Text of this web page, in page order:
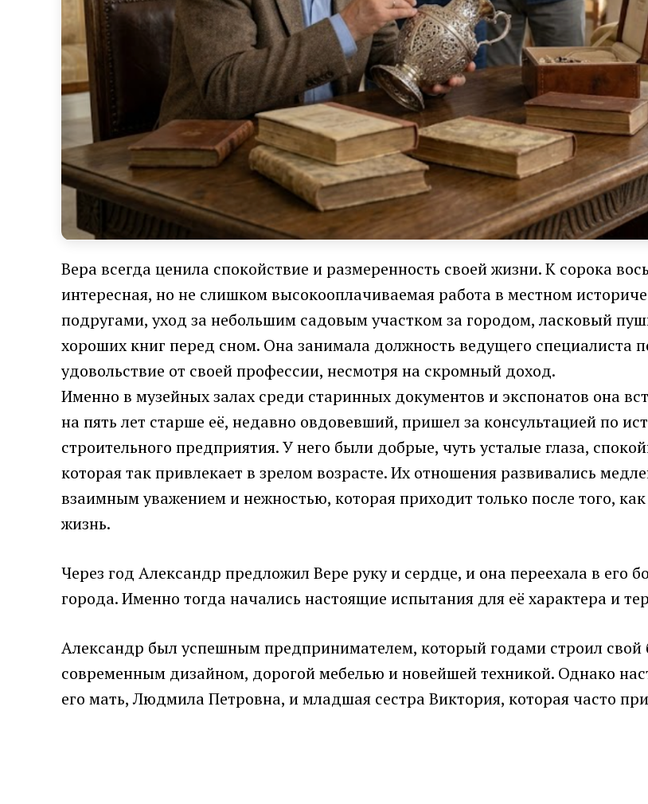
Вера всегда ценила спокойствие и размеренность своей жизни. К сорока
интересная, но не слишком высокооплачиваемая работа в местном
подругами, уход за небольшим садовым участком за городом, ласковый
хороших книг перед сном. Она занимала должность ведущего специалиста
удовольствие от своей профессии, несмотря на скромный доход.
Именно в музейных залах среди старинных документов и экспонатов она
на пять лет старше её, недавно овдовевший, пришел за консультацией по
строительного предприятия. У него были добрые, чуть усталые глаза,
которая так привлекает в зрелом возрасте. Их отношения развивались
взаимным уважением и нежностью, которая приходит только после того,
жизнь.
Через год Александр предложил Вере руку и сердце, и она переехала в
города. Именно тогда начались настоящие испытания для её характера и
Александр был успешным предпринимателем, который годами строил свой
современным дизайном, дорогой мебелью и новейшей техникой. Однако
его мать, Людмила Петровна, и младшая сестра Виктория, которая часто